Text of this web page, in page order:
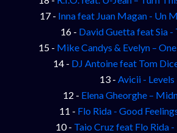
17 - Inna feat Juan Magan - Un
16 - David Guetta feat Sia
15 - Mike Candys & Evelyn –
14 - DJ Antoine feat Tom
13 - Avicii - Levels
12 - Elena Gheorghe –
11 - Flo Rida - Good
10 - Taio Cruz feat Flo Rida